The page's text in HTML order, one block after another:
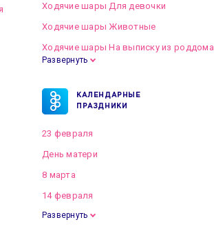
Ходячие шары Для девочки
Ходячие шары Животные
Ходячие шары На выписку из роддома
Развернуть
КАЛЕНДАРНЫЕ
ПРАЗДНИКИ
23 февраля
День матери
8 марта
14 февраля
Развернуть